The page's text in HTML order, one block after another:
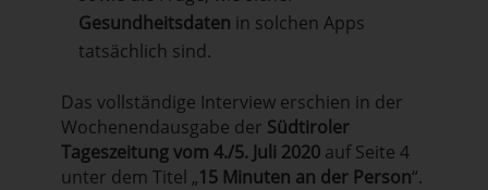
Gesundheitsdaten in solchen Apps
tatsächlich sind.
Das vollständige Interview erschien in der
Wochenendausgabe der Südtiroler
Tageszeitung vom 4./5. Juli 2020 auf Seite 4
unter dem Titel „15 Minuten an der Person“.